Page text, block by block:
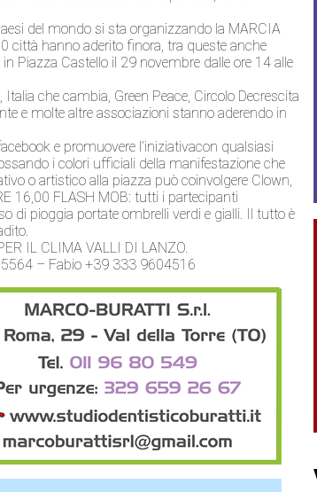
del mondo si sta organizzando la MARCIA
città hanno aderito finora, tra queste anche
Piazza Castello il 29 novembre dalle ore 14 alle
che cambia, Green Peace, Circolo Decrescita
e molte altre associazioni stanno aderendo in
e promuovere l’iniziativacon qualsiasi
i colori ufficiali della manifestazione che
o artistico alla piazza può coinvolgere Clown,
16,00 FLASH MOB: tutti i partecipanti
di pioggia portate ombrelli verdi e gialli. Il tutto è
IL CLIMA VALLI DI LANZO.
– Fabio +39 333 9604516